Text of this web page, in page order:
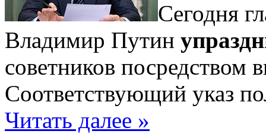
Сегодня
Владимир Путин
советников
Соответствующий указ
Читать далее »